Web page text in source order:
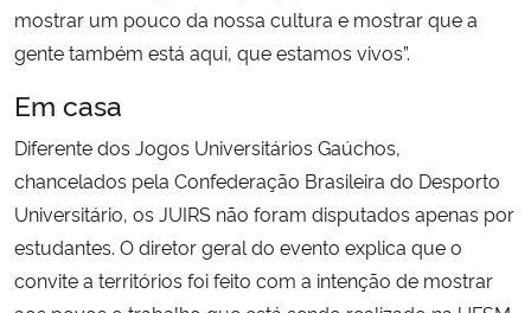
mostrar um pouco da nossa cultura e mostrar que a
gente também está aqui, que estamos vivos”.
Em casa
Diferente dos Jogos Universitários Gaúchos,
chancelados pela Confederação Brasileira do Desporto
Universitário, os JUIRS não foram disputados apenas por
estudantes. O diretor geral do evento explica que o
convite a territórios foi feito com a intenção de mostrar